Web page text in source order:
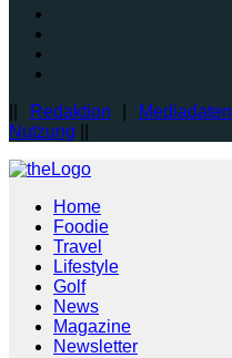
Redaktion Mediadaten
Nutzung
Home
Foodie
Travel
Lifestyle
Golf
News
Magazine
Newsletter